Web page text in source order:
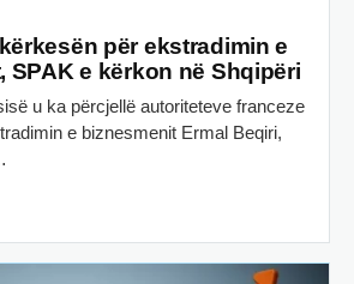
për ekstradimin e
SPAK e kërkon në Shqipëri
u ka përcjellë autoriteteve franceze
e biznesmenit Ermal Beqiri,